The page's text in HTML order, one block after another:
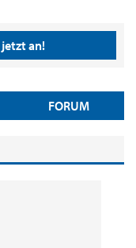
an!
FORUM